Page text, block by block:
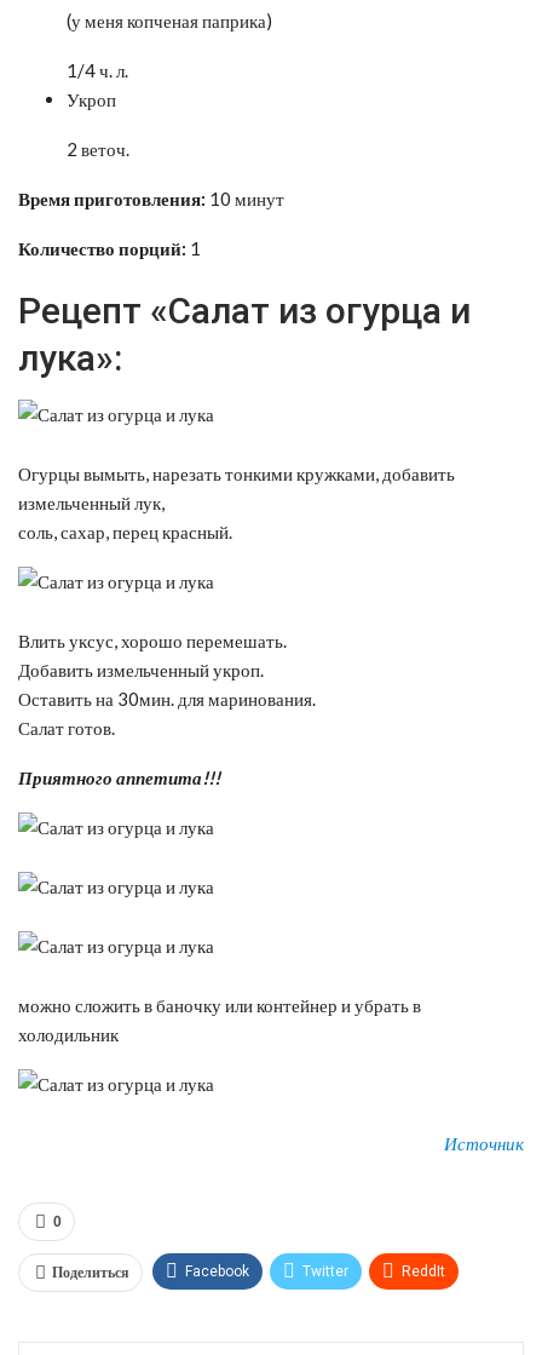
(у меня копченая паприка)
1/4 ч. л.
Укроп
2 веточ.
Время приготовления: 10 минут
Количество порций: 1
Рецепт «Салат из огурца и
лука»:
Огурцы вымыть, нарезать тонкими кружками, добавить
измельченный лук,
соль, сахар, перец красный.
Влить уксус, хорошо перемешать.
Добавить измельченный укроп.
Оставить на 30мин. для маринования.
Салат готов.
Приятного аппетита!!!
можно сложить в баночку или контейнер и убрать в
холодильник
Источник
0
Поделиться Facebook Twitter ReddIt